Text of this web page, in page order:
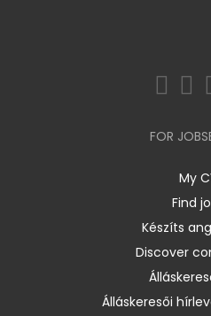
FOR
My
Find
Készíts
Discover
Álláskeresői